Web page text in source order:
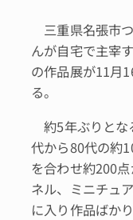
三重県名張市
んが自宅で主宰
の作品展が11月
る。
約5年ぶりとな
代から80代の約
を合わせ約200
ネル、ミニチュ
に入り作品ばか